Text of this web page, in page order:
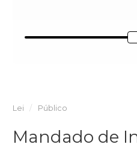
Lei Público
Mandado de